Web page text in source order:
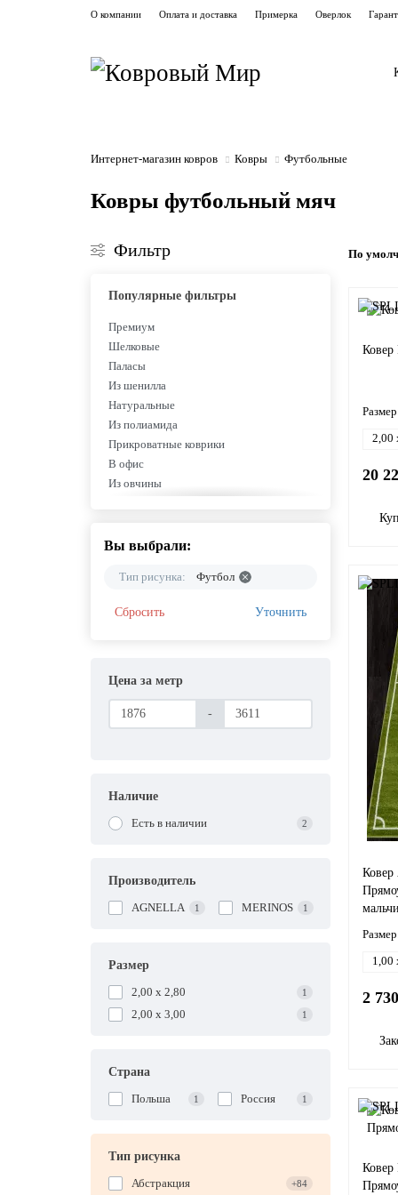
О компании Оплата и доставка Примерка Оверлок
Интернет-магазин ковров Ковры Футбольные
Ковры футбольный мяч
Фильтр
Популярные фильтры
Премиум
Шелковые
Паласы
Из шенилла
Натуральные
Из полиамида
Прикроватные коврики
В офис
Из овчины
Из полиэстера
Синтетические
200 на 300
Классические для гостиной
Лофт
Восточные
Большие
150 на 150
250 на 250
300х400
80 на 150
80 на 160
100 на 140
140 на 200
160 на 160
160 на 230
240 на 340
1,6 на 2,3
Вы выбрали:
Тип рисунка: Футбол
Сбросить Уточнить
Цена за метр
-
Наличие
Есть в наличии
2
Производитель
AGNELLA
1 MERINOS 1
Размер
2,00 x 2,80
1
2,00 x 3,00 1
Страна
Польша
1 Россия 1
Тип рисунка
Абстракция
+84
По
Ковер
2,00
20
1,00
2